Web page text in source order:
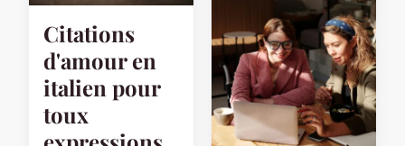
Citations
d'amour en
italien pour
toux